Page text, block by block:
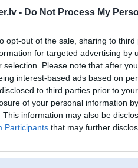
- Do Not Process My
opt-out of the sale, sharing to
for targeted advertising by
selection. Please note that after
interest-based ads based on
to third parties prior to
of your personal information
This information may also be
Participants that may further
Forums Galerijas
Lietotāja vnd88us
Lietotājvārds:
Ziņojumi forumā:
Pēdējie